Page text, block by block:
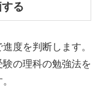
る
度を判断します。
の理科の勉強法を